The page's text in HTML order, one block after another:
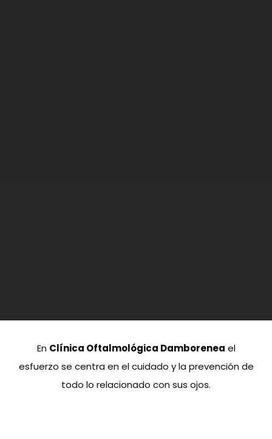
En Clínica Oftalmológica Damborenea el
esfuerzo se centra en el cuidado y la prevención de
todo lo relacionado con sus ojos.